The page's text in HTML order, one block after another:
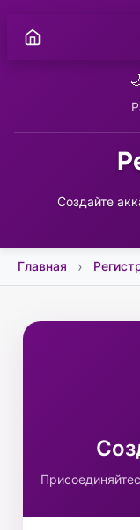
Создайте
Главная